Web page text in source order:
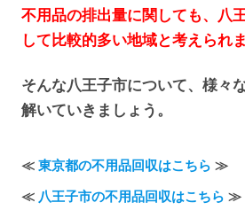
不用品の排出量に関しても、八
して比較的多い地域と考えられま
そんな八王子市について、様々
解いていきましょう。
≪ 東京都の不用品回収はこちら ≫
≪ 八王子市の不用品回収はこちら ≫